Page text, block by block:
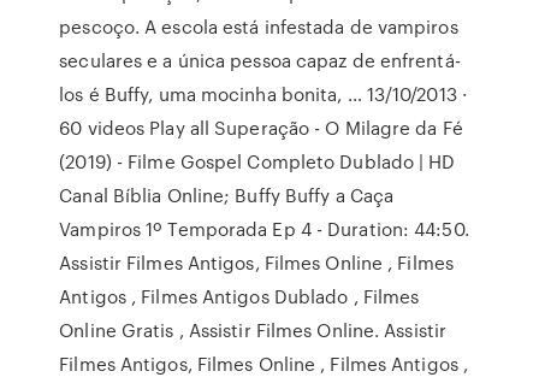
pescoço. A escola está infestada de vampiros
seculares e a única pessoa capaz de enfrentá-
los é Buffy, uma mocinha bonita, … 13/10/2013 ·
60 videos Play all Superação - O Milagre da Fé
(2019) - Filme Gospel Completo Dublado | HD
Canal Bíblia Online; Buffy Buffy a Caça
Vampiros 1º Temporada Ep 4 - Duration: 44:50.
Assistir Filmes Antigos, Filmes Online , Filmes
Antigos , Filmes Antigos Dublado , Filmes
Online Gratis , Assistir Filmes Online. Assistir
Filmes Antigos, Filmes Online , Filmes Antigos ,